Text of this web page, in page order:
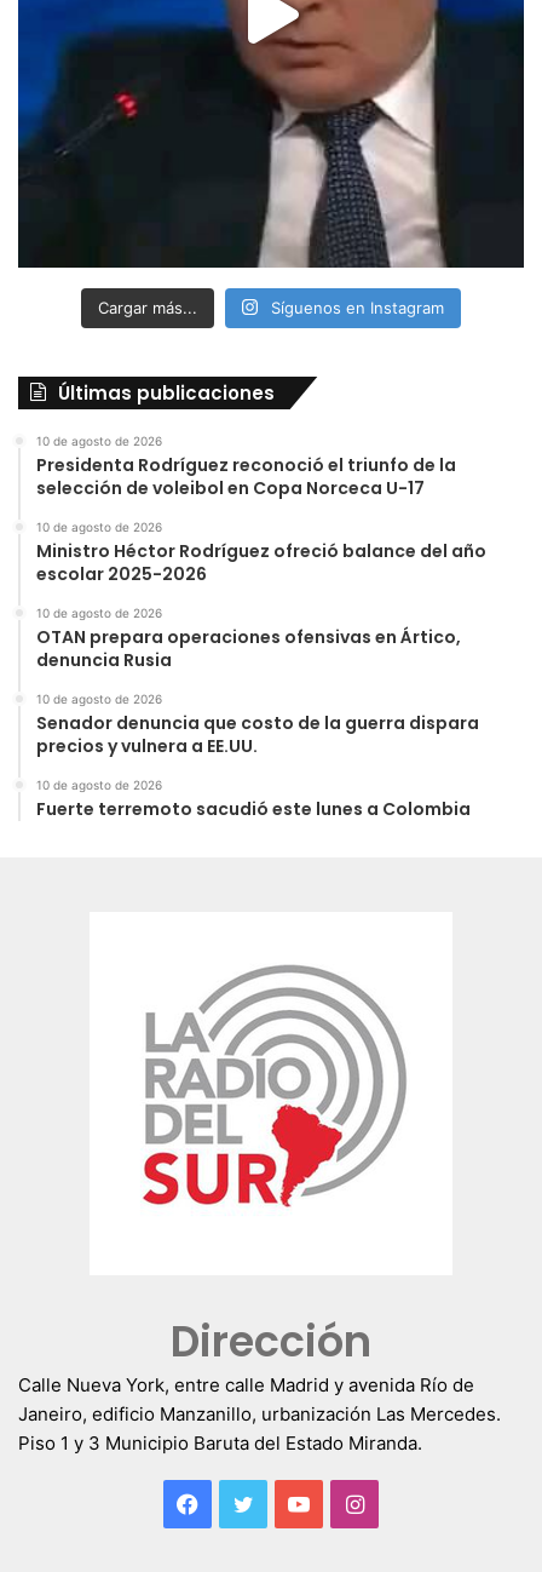
Cargar más... Síguenos en Instagram
Últimas publicaciones
10 de agosto de 2026
Presidenta Rodríguez reconoció el triunfo de la
selección de voleibol en Copa Norceca U-17
10 de agosto de 2026
Ministro Héctor Rodríguez ofreció balance del año
escolar 2025-2026
10 de agosto de 2026
OTAN prepara operaciones ofensivas en Ártico,
denuncia Rusia
10 de agosto de 2026
Senador denuncia que costo de la guerra dispara
precios y vulnera a EE.UU.
10 de agosto de 2026
Fuerte terremoto sacudió este lunes a Colombia
Dirección
Calle Nueva York, entre calle Madrid y avenida Río de
Janeiro, edificio Manzanillo, urbanización Las Mercedes.
Piso 1 y 3 Municipio Baruta del Estado Miranda.
Facebook
TwitterYouTubeInstagram